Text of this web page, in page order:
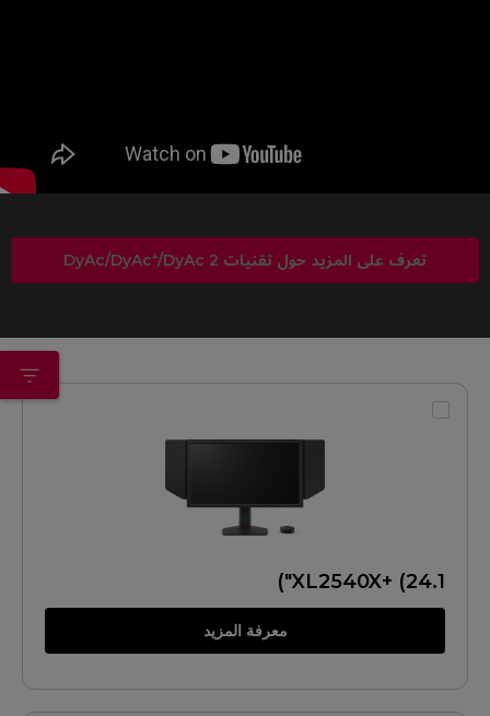
تعرف على المزيد حول تقنيات DyAc/DyAc⁺/DyAc 2
XL2540X+ (24.1")
معرفة المزيد